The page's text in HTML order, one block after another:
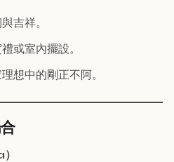
吉祥。
或室內擺設。
想中的剛正不阿。